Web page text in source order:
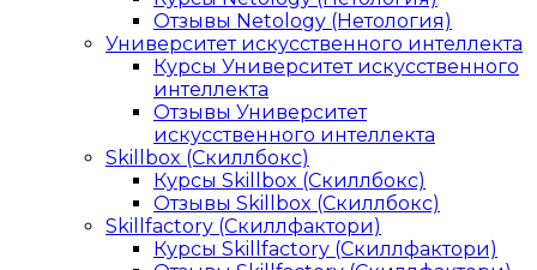
Отзывы Netology (Нетология)
Университет искусственного интеллекта
Курсы Университет искусственного
интеллекта
Отзывы Университет
искусственного интеллекта
Skillbox (Скиллбокс)
Курсы Skillbox (Скиллбокс)
Отзывы Skillbox (Скиллбокс)
Skillfactory (Скиллфактори)
Курсы Skillfactory (Скиллфактори)